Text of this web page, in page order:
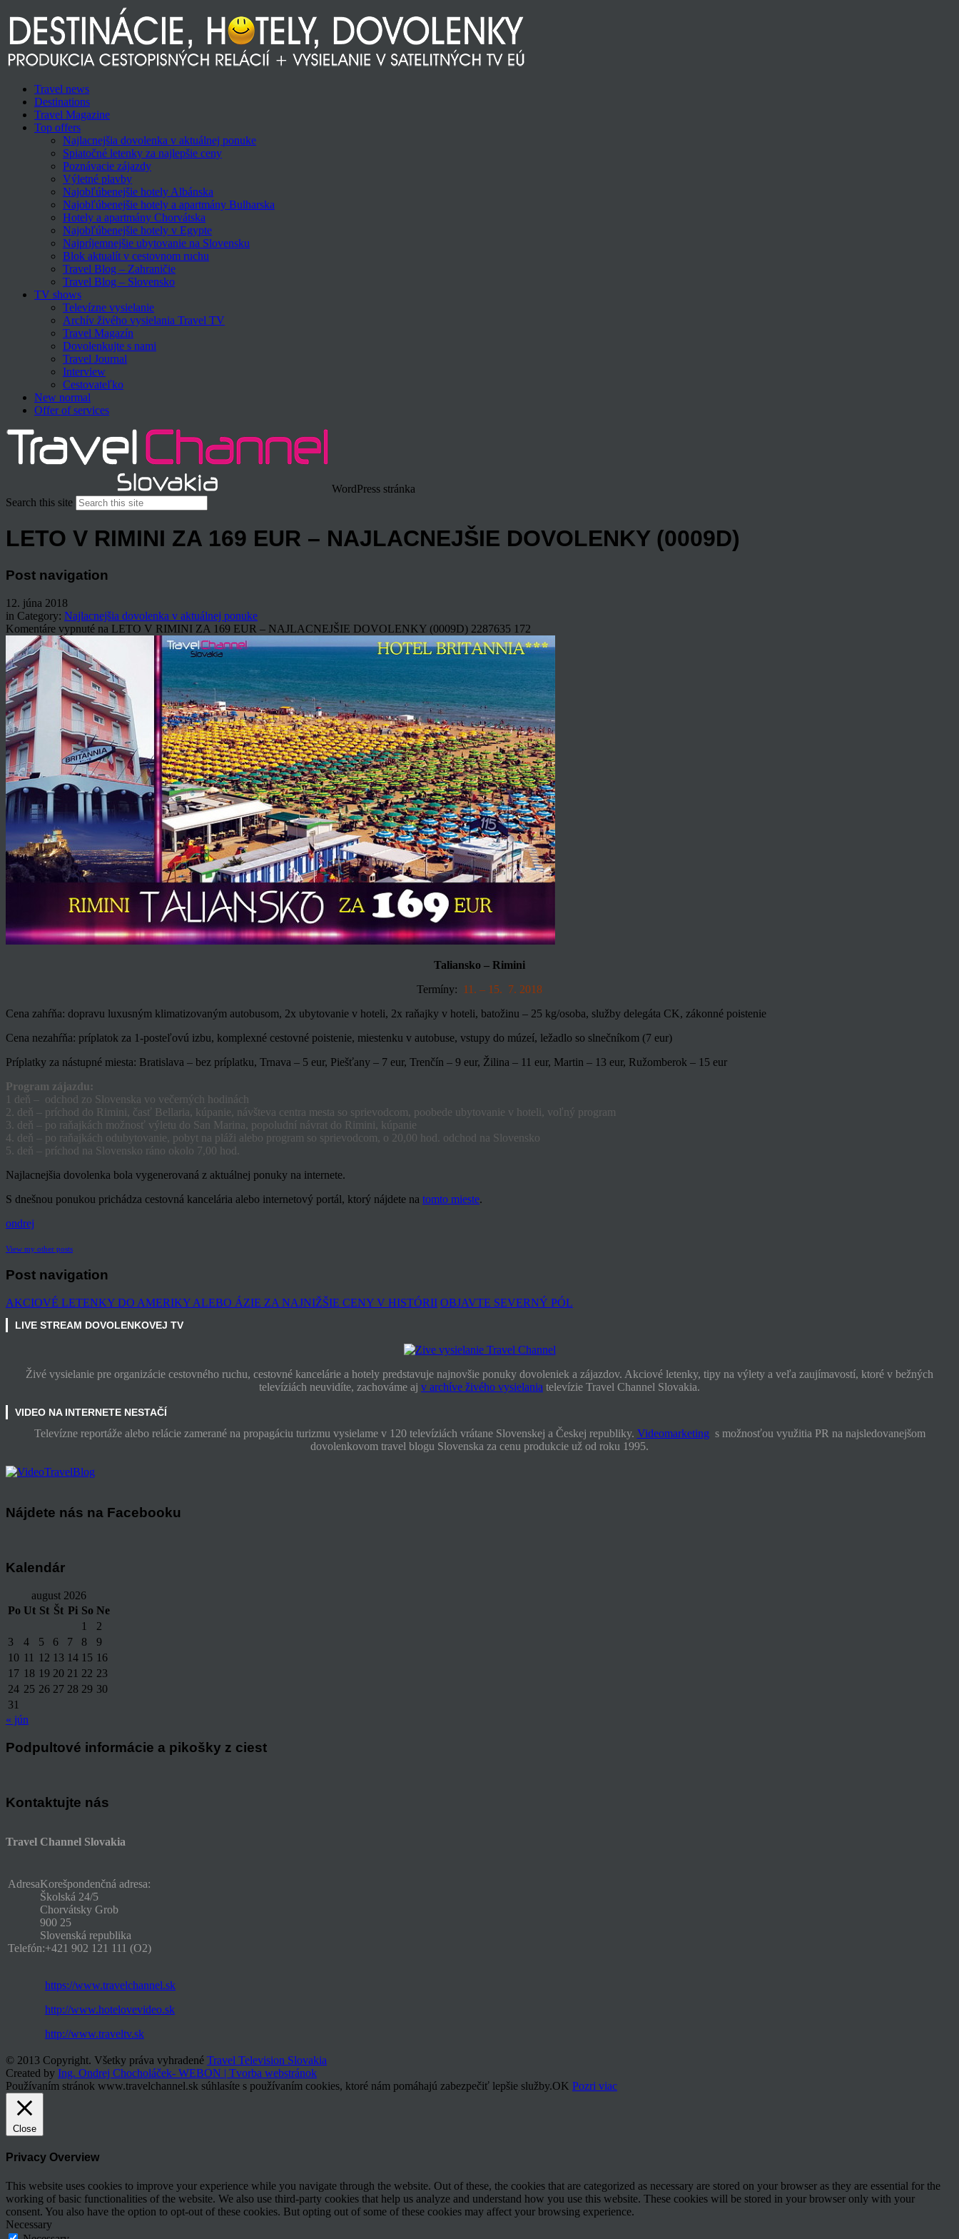
Travel news
Destinations
Travel Magazine
Top offers
Najlacnejšia dovolenka v aktuálnej ponuke
Spiatočné letenky za najlepšie ceny
Poznávacie zájazdy
Výletné plavby
Najobľúbenejšie hotely Albánska
Najobľúbenejšie hotely a apartmány Bulharska
Hotely a apartmány Chorvátska
Najobľúbenejšie hotely v Egypte
Najpríjemnejšie ubytovanie na Slovensku
Blok aktualít v cestovnom ruchu
Travel Blog – Zahraničie
Travel Blog – Slovensko
TV shows
Televízne vysielanie
Archív živého vysielania Travel TV
Travel Magazín
Dovolenkujte s nami
Travel Journal
Interview
Cestovateľko
New normal
Offer of services
WordPress stránka
Search this site
LETO V RIMINI ZA 169 EUR – NAJLACNEJŠIE DOVOLENKY (0009D)
Post navigation
12. júna 2018
in Category: Najlacnejšia dovolenka v aktuálnej ponuke
Komentáre vypnuté na LETO V RIMINI ZA 169 EUR – NAJLACNEJŠIE DOVOLENKY (0009D) 2287635 172
Taliansko – Rimini
Termíny:
11. – 15. 7. 2018
Cena zahŕňa: dopravu luxusným klimatizovaným autobusom, 2x ubytovanie v hoteli, 2x raňajky v hoteli, batožinu – 25 kg/osoba, služby delegáta CK, zákonné poistenie
Cena nezahŕňa: príplatok za 1-posteľovú izbu, komplexné cestovné poistenie, miestenku v autobuse, vstupy do múzeí, ležadlo so slnečníkom (7 eur)
Príplatky za nástupné miesta: Bratislava – bez príplatku, Trnava – 5 eur, Piešťany – 7 eur, Trenčín – 9 eur, Žilina – 11 eur, Martin – 13 eur, Ružomberok – 15 eur
Program zájazdu:
1 deň – odchod zo Slovenska vo večerných hodinách
2. deň – príchod do Rimini, časť Bellaria, kúpanie, návšteva centra mesta so sprievodcom, poobede ubytovanie v hoteli, voľný program
3. deň – po raňajkách možnosť výletu do San Marina, popoludní návrat do Rimini, kúpanie
4. deň – po raňajkách odubytovanie, pobyt na pláži alebo program so sprievodcom, o 20,00 hod. odchod na Slovensko
5. deň – príchod na Slovensko ráno okolo 7,00 hod.
Najlacnejšia dovolenka bola vygenerovaná z aktuálnej ponuky na internete.
S dnešnou ponukou prichádza cestovná kancelária alebo internetový portál, ktorý nájdete na tomto mieste.
ondrej
View my other posts
Post navigation
AKCIOVÉ LETENKY DO AMERIKY ALEBO ÁZIE ZA NAJNIŽŠIE CENY V HISTÓRII OBJAVTE SEVERNÝ PÓL
LIVE STREAM DOVOLENKOVEJ TV
Živé vysielanie pre organizácie cestovného ruchu, cestovné kancelárie a hotely predstavuje najnovšie ponuky dovoleniek a zájazdov. Akciové letenky, tipy na výlety a veľa zaujímavostí, ktoré v bežných
televíziách neuvidíte, zachováme aj v archíve živého vysielania televízie Travel Channel Slovakia.
VIDEO NA INTERNETE NESTAČÍ
Televízne reportáže alebo relácie zamerané na propagáciu turizmu vysielame v 120 televíziách vrátane Slovenskej a Českej republiky. Videomarketing s možnosťou využitia PR na najsledovanejšom
dovolenkovom travel blogu Slovenska za cenu produkcie už od roku 1995.
Nájdete nás na Facebooku
Kalendár
august 2026
Po Ut St Št Pi So Ne
1
2
3
4 5 6 7 8
9
10 11 12 13 14 15 16
17 18 19 20 21 22 23
24 25 26 27 28 29 30
31
« jún
Podpultové informácie a pikošky z ciest
Kontaktujte nás
Travel Channel Slovakia
AdresaKorešpondenčná adresa:
Školská 24/5
Chorvátsky Grob
900 25
Slovenská republika
Telefón:+421 902 121 111 (O2)
https://www.travelchannel.sk
http://www.hotelovevideo.sk
http://www.traveltv.sk
© 2013 Copyright. Všetky práva vyhradené Travel Television Slovakia
Created by Ing. Ondrej Chocholáček- WEBON | Tvorba webstránok
Používaním stránok www.travelchannel.sk súhlasíte s používaním cookies, ktoré nám pomáhajú zabezpečiť lepšie služby.OK Pozri viac
Close
Privacy Overview
This website uses cookies to improve your experience while you navigate through the website. Out of these, the cookies that are categorized as necessary are stored on your browser as they are essential for the
working of basic functionalities of the website. We also use third-party cookies that help us analyze and understand how you use this website. These cookies will be stored in your browser only with your
consent. You also have the option to opt-out of these cookies. But opting out of some of these cookies may affect your browsing experience.
Necessary